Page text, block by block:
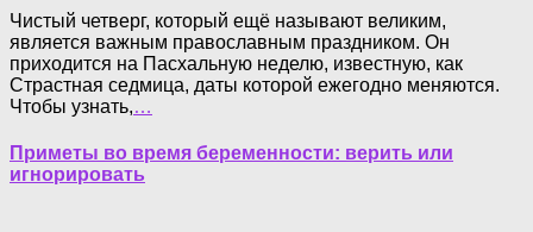
Чистый четверг, который ещё называют великим,
является важным православным праздником. Он
приходится на Пасхальную неделю, известную, как
Страстная седмица, даты которой ежегодно меняются.
Чтобы узнать,…
Приметы во время беременности: верить или
игнорировать